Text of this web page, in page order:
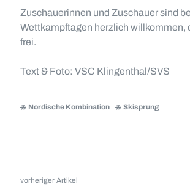
Zuschauerinnen und Zuschauer sind
Wettkampftagen herzlich willkommen,
frei.
Text & Foto: VSC Klingenthal/SVS
Nordische Kombination Skisprung
vorheriger Artikel